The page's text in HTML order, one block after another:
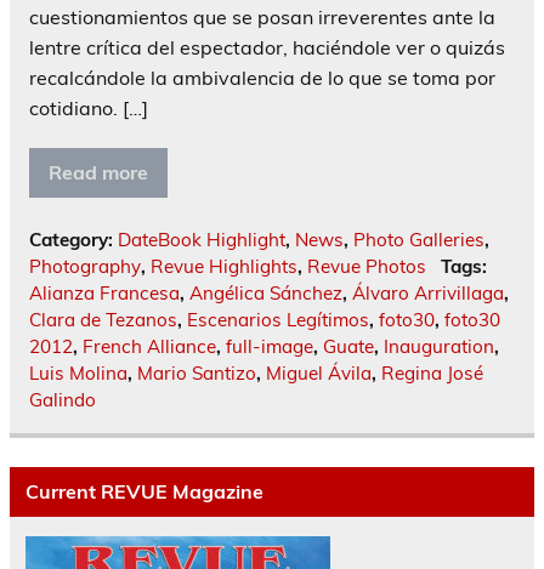
cuestionamientos que se posan irreverentes ante la
lentre crítica del espectador, haciéndole ver o quizás
recalcándole la ambivalencia de lo que se toma por
cotidiano. […]
Read more
Category: DateBook Highlight, News, Photo Galleries,
Photography, Revue Highlights, Revue Photos
Tags:
Alianza Francesa, Angélica Sánchez, Álvaro Arrivillaga,
Clara de Tezanos, Escenarios Legítimos, foto30, foto30
2012, French Alliance, full-image, Guate, Inauguration,
Luis Molina, Mario Santizo, Miguel Ávila, Regina José
Galindo
Current REVUE Magazine